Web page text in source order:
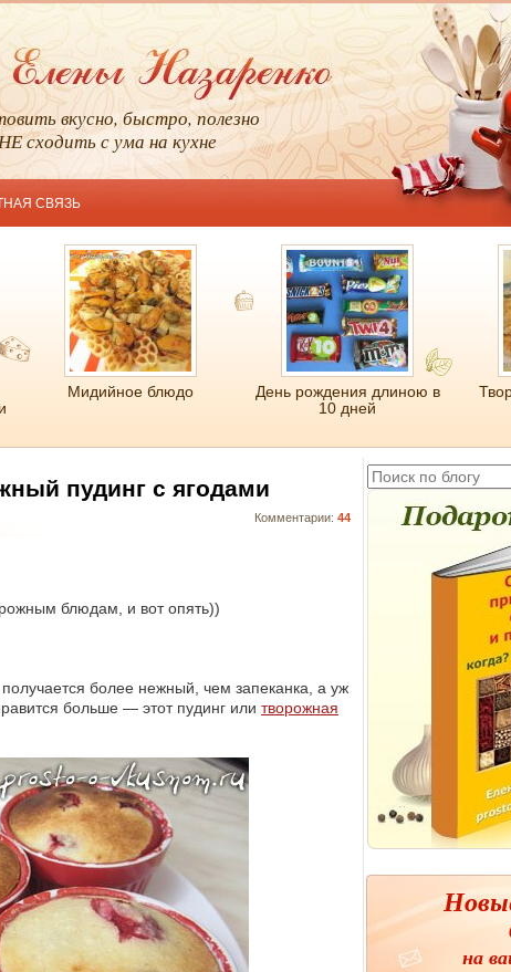
вкусно, быстро, полезно
сходить с ума на кухне
СВЯЗЬ
Мидийное блюдо
День рождения длиною в
10 дней
пудинг с ягодами
Комментарии: 44
блюдам, и вот опять))
более нежный, чем запеканка, а уж
больше — этот пудинг или творожная
на